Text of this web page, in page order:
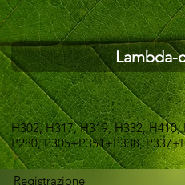
H302, H317, H319, H332, H410,
P280, P305+P351+P338,
Lambda-
Registrazione